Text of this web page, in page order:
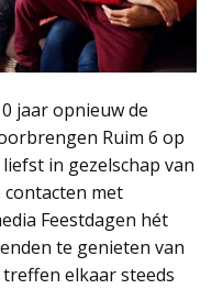
jaar opnieuw de
Ruim 6 op
in gezelschap van
contacten met
Feestdagen hét
te genieten van
elkaar steeds